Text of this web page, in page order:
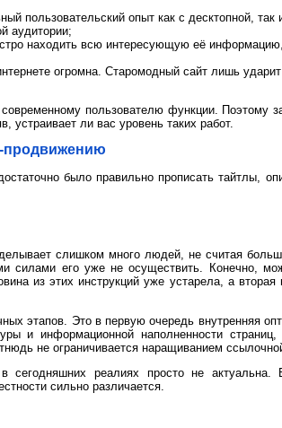
пользовательский опыт как с десктопной, так
аудитории;
находить всю интересующую её
огромна. Старомодный сайт лишь
пользователю функции. Поэтому
устраивает ли вас уровень таких работ.
продвижению
было правильно прописать тайтлы,
слишком много людей, не считая
силами его уже не осуществить. Конечно,
из этих инструкций уже устарела, а вторая
этапов. Это в первую очередь внутренняя
и информационной наполненности
не ограничивается наращиванием
сегодняшних реалиях просто не актуальна.
сильно различается.